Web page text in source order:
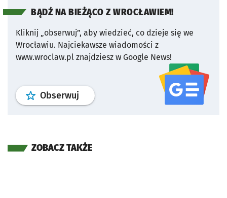
BĄDŹ NA BIEŻĄCO Z WROCŁAWIEM!
Kliknij „obserwuj”, aby wiedzieć, co dzieje się we
Wrocławiu. Najciekawsze wiadomości z
www.wroclaw.pl znajdziesz w Google News!
Obserwuj profil serwisu
ZOBACZ TAKŻE